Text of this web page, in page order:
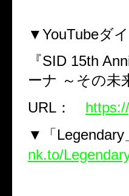
▼YouTubeダ
『SID 15th
ーナ ～その未
URL ：
▼
「Legendary
nk.to/